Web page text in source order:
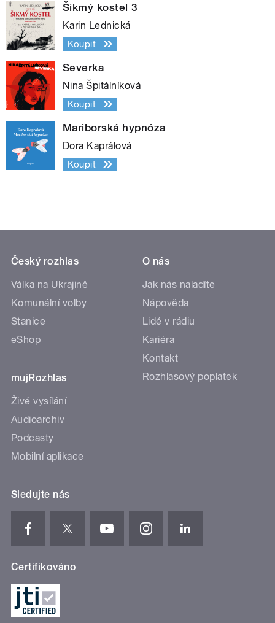
Šikmý kostel 3
Karin Lednická
Koupit
Severka
Nina Špitálníková
Koupit
Mariborská hypnóza
Dora Kaprálová
Koupit
Český rozhlas
Válka na Ukrajině
Komunální volby
Stanice
eShop
mujRozhlas
Živé vysílání
Audioarchiv
Podcasty
Mobilní aplikace
O nás
Jak nás naladíte
Nápověda
Lidé v rádiu
Kariéra
Kontakt
Rozhlasový poplatek
Sledujte nás
Certifikováno